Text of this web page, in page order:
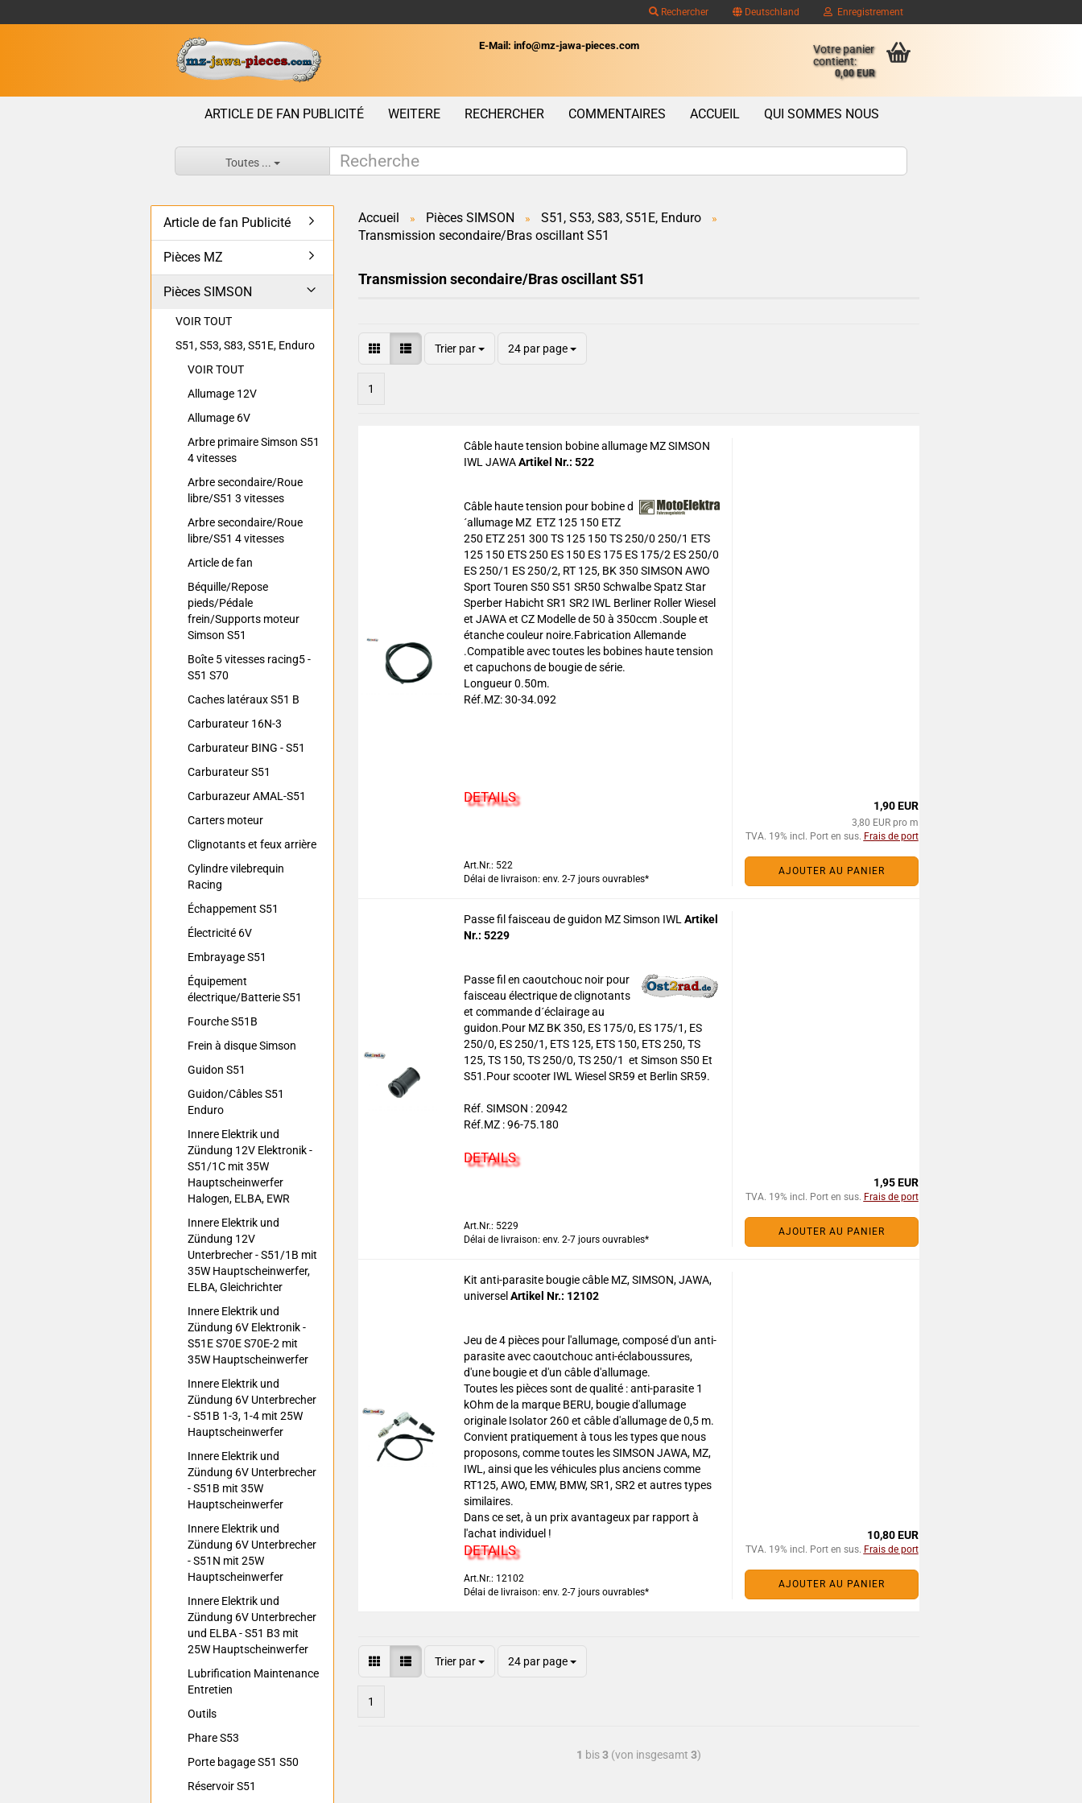
Rechercher Deutschland
Wohnort
Enregistrement
E-Mail: info@mz-jawa-pieces.com
Votre panier
contient:
0,00 EUR
ARTICLE DE FAN PUBLICITÉ RECHERCHER COMMENTAIRES ACCUEIL QUI SOMMES NOUS
WEITERE
Toutes ...
Accueil » Pièces SIMSON » S51, S53, S83, S51E, Enduro »
Transmission secondaire/Bras oscillant S51
Transmission secondaire/Bras oscillant S51
Trier par 24 par page
1
Câble haute tension bobine allumage MZ SIMSON
IWL JAWAArtikel Nr.: 522
Câble haute tension pour bobine d
´allumage MZ ETZ 125 150 ETZ
250 ETZ 251 300 TS 125 150 TS 250/0 250/1 ETS
125 150 ETS 250 ES 150 ES 175 ES 175/2 ES 250/0
ES 250/1 ES 250/2, RT 125, BK 350 SIMSON AWO
Sport Touren S50 S51 SR50 Schwalbe Spatz Star
Sperber Habicht SR1 SR2 IWL Berliner Roller Wiesel
et JAWA et CZ Modelle de 50 à 350ccm .Souple et
étanche couleur noire.Fabrication Allemande
.Compatible avec toutes les bobines haute tension
et capuchons de bougie de série.
Longueur 0.50m.
Réf.MZ: 30-34.092
DETAILS
Art.Nr.: 522
Délai de livraison: env. 2-7 jours ouvrables*
1,90 EUR
3,80 EUR pro m
TVA. 19% incl. Port en sus. Frais de port
AJOUTER AU PANIER
Passe fil faisceau de guidon MZ Simson IWL Artikel
Nr.: 5229
Passe fil en caoutchouc noir pour
faisceau électrique de clignotants
et commande d´éclairage au
guidon.Pour MZ BK 350, ES 175/0, ES 175/1, ES
250/0, ES 250/1, ETS 125, ETS 150, ETS 250, TS
125, TS 150, TS 250/0, TS 250/1 et Simson S50 Et
S51.Pour scooter IWL Wiesel SR59 et Berlin SR59.
Réf. SIMSON : 20942
Réf.MZ : 96-75.180
DETAILS
Art.Nr.: 5229
Délai de livraison: env. 2-7 jours ouvrables*
1,95 EUR
TVA. 19% incl. Port en sus. Frais de port
AJOUTER AU PANIER
Kit anti-parasite bougie câble MZ, SIMSON, JAWA,
universel Artikel Nr.: 12102
Jeu de 4 pièces pour l'allumage, composé d'un anti-
parasite avec caoutchouc anti-éclaboussures,
d'une bougie et d'un câble d'allumage.
Toutes les pièces sont de qualité : anti-parasite 1
kOhm de la marque BERU, bougie d'allumage
originale Isolator 260 et câble d'allumage de 0,5 m.
Convient pratiquement à tous les types que nous
proposons, comme toutes les SIMSON JAWA, MZ,
IWL, ainsi que les véhicules plus anciens comme
RT125, AWO, EMW, BMW, SR1, SR2 et autres types
similaires.
Dans ce set, à un prix avantageux par rapport à
l'achat individuel !
DETAILS
Art.Nr.: 12102
Délai de livraison: env. 2-7 jours ouvrables*
10,80 EUR
TVA. 19% incl. Port en sus. Frais de port
AJOUTER AU PANIER
Trier par 24 par page
1
1 bis3(von insgesamt 3)
Article de fan Publicité
Pièces MZ
Pièces SIMSON
VOIR TOUT
S51, S53, S83, S51E, Enduro
VOIR TOUT
Allumage 12V
Allumage 6V
Arbre primaire Simson S51
4 vitesses
Arbre secondaire/Roue
libre/S51 3 vitesses
Arbre secondaire/Roue
libre/S51 4 vitesses
Article de fan
Béquille/Repose
pieds/Pédale
frein/Supports moteur
Simson S51
Boîte 5 vitesses racing5 -
S51 S70
Caches latéraux S51 B
Carburateur 16N-3
Carburateur BING - S51
Carburateur S51
Carburazeur AMAL-S51
Carters moteur
Clignotants et feux arrière
Cylindre vilebrequin
Racing
Échappement S51
Électricité 6V
Embrayage S51
Équipement
électrique/Batterie S51
Fourche S51B
Frein à disque Simson
Guidon S51
Guidon/Câbles S51
Enduro
Innere Elektrik und
Zündung 12V Elektronik -
S51/1C mit 35W
Hauptscheinwerfer
Halogen, ELBA, EWR
Innere Elektrik und
Zündung 12V
Unterbrecher - S51/1B mit
35W Hauptscheinwerfer,
ELBA, Gleichrichter
Innere Elektrik und
Zündung 6V Elektronik -
S51E S70E S70E-2 mit
35W Hauptscheinwerfer
Innere Elektrik und
Zündung 6V Unterbrecher
- S51B 1-3, 1-4 mit 25W
Hauptscheinwerfer
Innere Elektrik und
Zündung 6V Unterbrecher
- S51B mit 35W
Hauptscheinwerfer
Innere Elektrik und
Zündung 6V Unterbrecher
- S51N mit 25W
Hauptscheinwerfer
Innere Elektrik und
Zündung 6V Unterbrecher
und ELBA - S51 B3 mit
25W Hauptscheinwerfer
Lubrification Maintenance
Entretien
Outils
Phare S53
Porte bagage S51 S50
Réservoir S51